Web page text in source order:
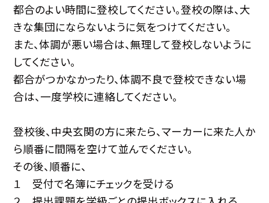
都合のよい時間に登校してください。登校の際は、大
きな集団にならないように気をつけてください。
また、体調が悪い場合は、無理して登校しないように
してください。
都合がつかなかったり、体調不良で登校できない場
合は、一度学校に連絡してください。
登校後、中央玄関の方に来たら、マーカーに来た人か
ら順番に間隔を空けて並んでください。
その後、順番に、
１ 受付で名簿にチェックを受ける